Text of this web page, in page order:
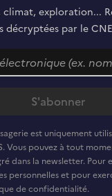
climat, exploration...
décryptées par le
est uniquement
Vous pouvez à tout
dans la newsletter. Pour
personnelles et pour
de confidentialité.